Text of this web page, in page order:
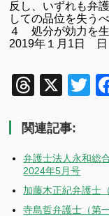
反し、いずれも弁
しての品位を失う
４ 処分が効力を生
2019年１月1
X
関連記事:
弁護士法人永和総
2024年5月号
加藤木正紀弁護士
寺島哲弁護士（第